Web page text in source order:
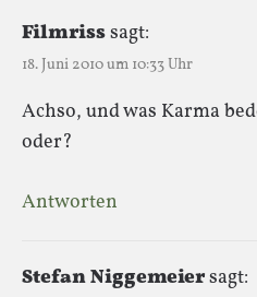
Filmrisssagt:
18. Juni 2010 um 10:33 Uhr
Achso, und was Karma
oder?
Antworten
Stefan Niggemeiersagt: